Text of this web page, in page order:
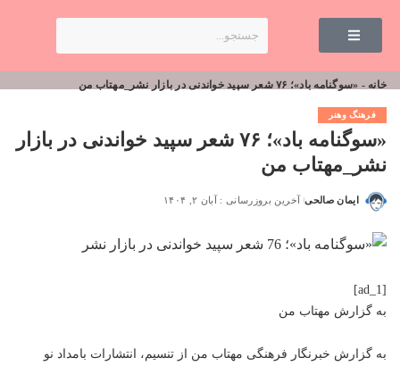
خانه - «سوگنامه باد»؛ ۷۶ شعر سپید خواندنی در بازار نشر_مهتاب من
فرهنگ وهنر
«سوگنامه باد»؛ ۷۶ شعر سپید خواندنی در بازار
نشر_مهتاب من
ایمان صالحی آخرین بروزرسانی : آبان ۲, ۱۴۰۴
[ad_1]
به گزارش مهتاب من
به گزارش خبرنگار فرهنگی مهتاب من از تنسیم، انتشارات بامداد نو